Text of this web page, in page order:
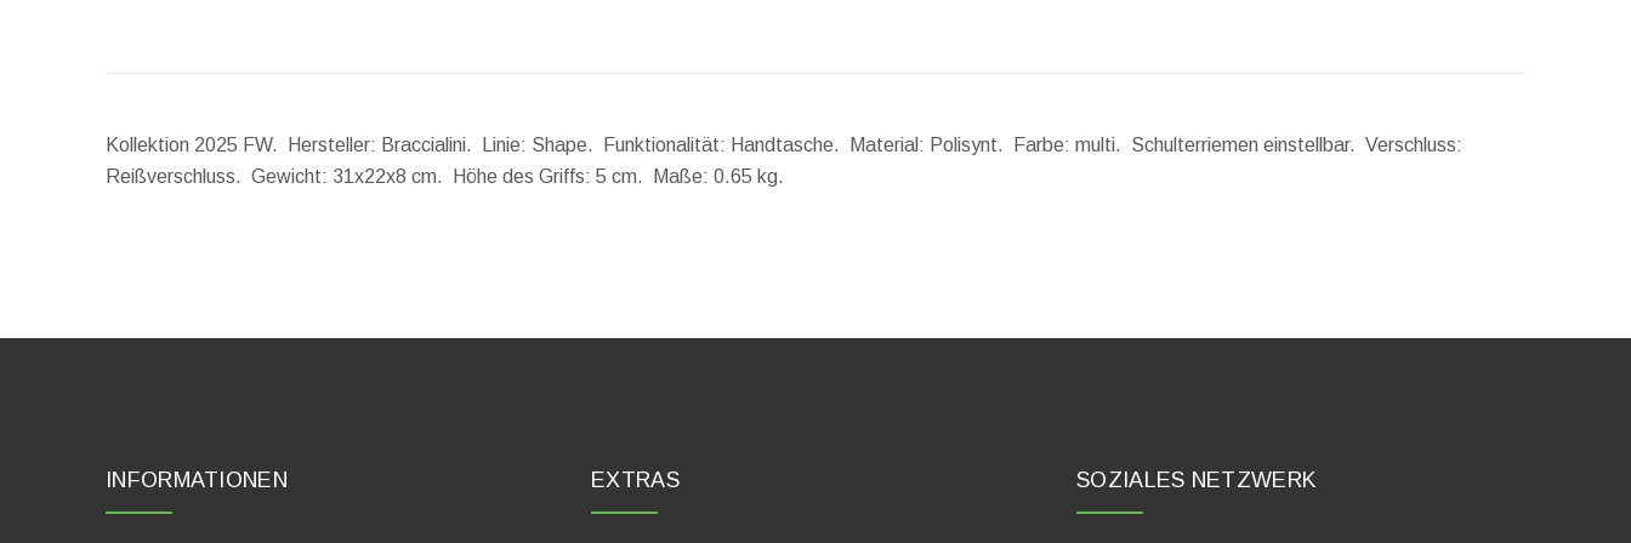
Kollektion 2025 FW. Hersteller: Braccialini. Linie: Shape. Funktionalität: Handtasche. Material: Polisynt. Farbe: multi. Schulterriemen einstellbar. Verschluss:
Reißverschluss. Gewicht: 31x22x8 cm. Höhe des Griffs: 5 cm. Maße: 0.65 kg.
INFORMATIONEN EXTRAS SOZIALES NETZWERK